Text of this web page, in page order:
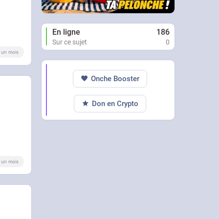
un mois
un mois
En ligne 186
Sur ce sujet 0
Onche Booster
Don en Crypto